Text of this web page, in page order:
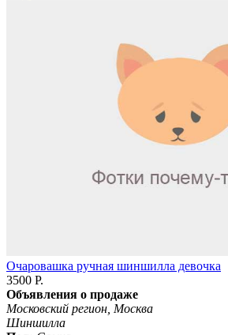
Очаровашка ручная шиншилла девочка
3500 Р.
Объявления о продаже
Московский регион, Москва
Шиншилла